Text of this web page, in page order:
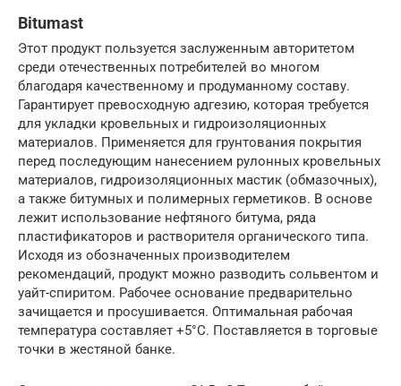
Bitumast
Этот продукт пользуется заслуженным авторитетом
среди отечественных потребителей во многом
благодаря качественному и продуманному составу.
Гарантирует превосходную адгезию, которая требуется
для укладки кровельных и гидроизоляционных
материалов. Применяется для грунтования покрытия
перед последующим нанесением рулонных кровельных
материалов, гидроизоляционных мастик (обмазочных),
а также битумных и полимерных герметиков. В основе
лежит использование нефтяного битума, ряда
пластификаторов и растворителя органического типа.
Исходя из обозначенных производителем
рекомендаций, продукт можно разводить сольвентом и
уайт-спиритом. Рабочее основание предварительно
зачищается и просушивается. Оптимальная рабочая
температура составляет +5°С. Поставляется в торговые
точки в жестяной банке.